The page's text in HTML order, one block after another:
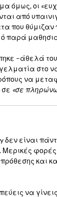
όμως, οι
από
που θύμιζαν
παρά
–άθελά
στο
να
σε «σε
δεν είναι
Μερικές
και
να